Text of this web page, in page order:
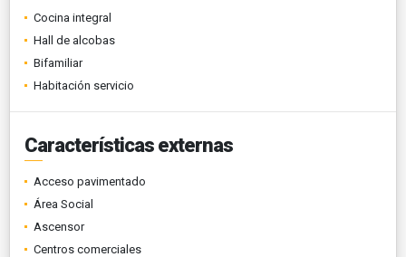
Cocina integral
Hall de alcobas
Bifamiliar
Habitación servicio
Características externas
Acceso pavimentado
Área Social
Ascensor
Centros comerciales